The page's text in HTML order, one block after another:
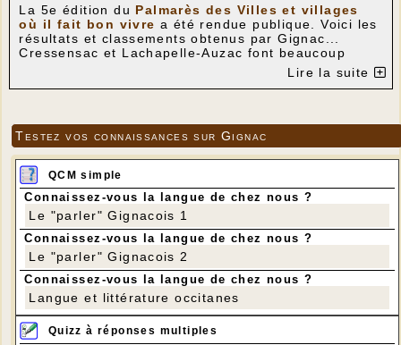
La 5e édition du Palmarès des Villes et villages
où il fait bon vivre a été rendue publique. Voici les
résultats et classements obtenus par Gignac...
Cressensac et Lachapelle-Auzac font beaucoup
mieux, mais c'est Nespouls qui obtient le meilleur
classement parmi les communes qui entourent
communes et 10e/332 pour les villes de 20 000 à 50
000 habitants).
Tous les classements ici
Lire la suite
Testez vos connaissances sur Gignac
QCM simple
Connaissez-vous la langue de chez nous ?
Le "parler" Gignacois 1
Connaissez-vous la langue de chez nous ?
Le "parler" Gignacois 2
Connaissez-vous la langue de chez nous ?
Langue et littérature occitanes
Quizz à réponses multiples